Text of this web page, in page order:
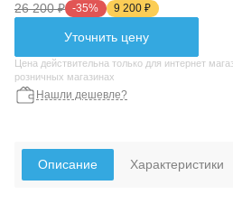
26 200 ₽ -35% 9 200 ₽
Уточнить цену
Цена действительна только для интернет
розничных магазинах
Нашли дешевле?
Описание Характеристики